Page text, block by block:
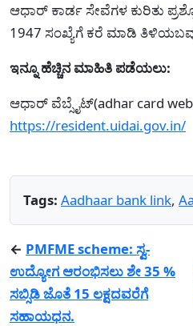
ಆಧಾರ್ ಕಾರ್ಡ ಸೇವೆಗಳ ಕುರಿತು
1947 ಸಂಖ್ಯೆಗೆ ಕರೆ ಮಾಡಿ
ಇನ್ನೂ ಹೆಚ್ಚಿನ ಮಾಹಿತಿ ಪಡೆಯಲು:
ಆಧಾರ್ ವೆಬ್ಸೈಟ್(adhar card
https://resident.uidai.gov.in/
Tags: Aadhaar bank link,
← PMFME scheme: ಸ್ವ-
ಉದ್ಯೋಗ ಆರಂಭಿಸಲು ಶೇ 35 %
ಸಬ್ಸಿಡಿ ಜೊತೆ 15 ಲಕ್ಷದವರೆಗೆ
ಸಹಾಯಧನ.